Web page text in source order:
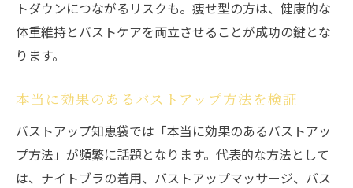
知恵袋で注目のセルフケア術まとめ
自宅で簡単にできるバストアップ体操
トダウンにつながるリスクも。痩せ型の方は、健康的な
体重維持とバストケアを両立させることが成功の鍵とな
ります。
本当に効果のあるバストアップ方法を検証
バストアップ知恵袋では「本当に効果のあるバストアッ
プ方法」が頻繁に話題となります。代表的な方法として
は、ナイトブラの着用、バストアップマッサージ、バス